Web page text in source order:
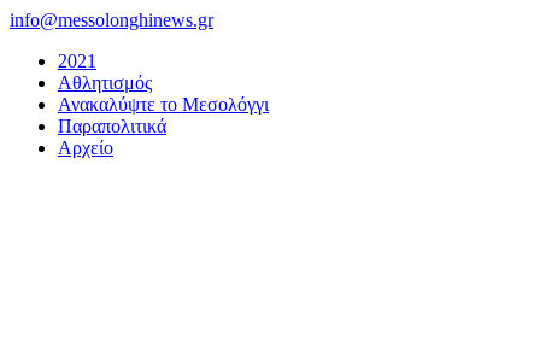
Μετάβαση
περιεχόμενο
info@messolonghinews.gr
2021
Αθλητισμός
Ανακαλύψτε το Μεσολόγγι
Παραπολιτικά
Αρχείο